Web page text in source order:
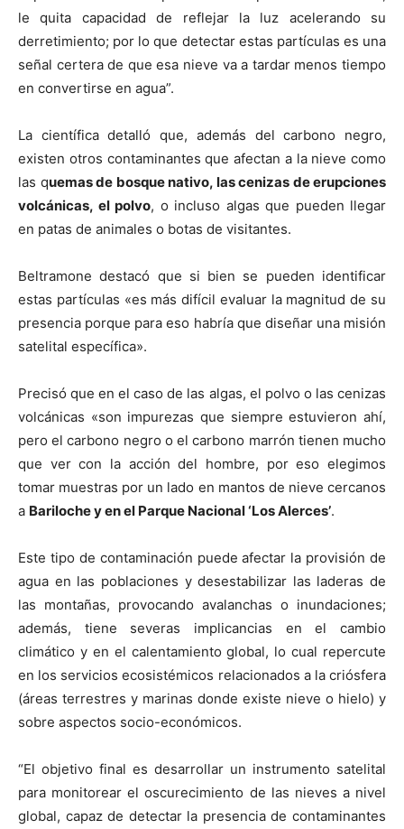
le quita capacidad de reflejar la luz acelerando su
derretimiento; por lo que detectar estas partículas es una
señal certera de que esa nieve va a tardar menos tiempo
en convertirse en agua”.
La científica detalló que, además del carbono negro,
existen otros contaminantes que afectan a la nieve como
las quemas de bosque nativo, las cenizas de erupciones
volcánicas, el polvo, o incluso algas que pueden llegar
en patas de animales o botas de visitantes.
Beltramone destacó que si bien se pueden identificar
estas partículas «es más difícil evaluar la magnitud de su
presencia porque para eso habría que diseñar una misión
satelital específica».
Precisó que en el caso de las algas, el polvo o las cenizas
volcánicas «son impurezas que siempre estuvieron ahí,
pero el carbono negro o el carbono marrón tienen mucho
que ver con la acción del hombre, por eso elegimos
tomar muestras por un lado en mantos de nieve cercanos
a Bariloche y en el Parque Nacional ‘Los Alerces’.
Este tipo de contaminación puede afectar la provisión de
agua en las poblaciones y desestabilizar las laderas de
las montañas, provocando avalanchas o inundaciones;
además, tiene severas implicancias en el cambio
climático y en el calentamiento global, lo cual repercute
en los servicios ecosistémicos relacionados a la criósfera
(áreas terrestres y marinas donde existe nieve o hielo) y
sobre aspectos socio-económicos.
“El objetivo final es desarrollar un instrumento satelital
para monitorear el oscurecimiento de las nieves a nivel
global, capaz de detectar la presencia de contaminantes